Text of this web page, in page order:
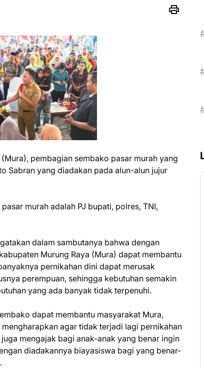
pembagian sembako pasar murah yang
Sabran yang diadakan pada alun-alun jujur
murah adalah PJ bupati, polres, TNI,
dalam sambutanya bahwa dengan
Murung Raya (Mura) dapat membantu
pernikahan dini dapat merusak
perempuan, sehingga kebutuhan semakin
yang ada banyak tidak terpenuhi.
dapat membantu masyarakat Mura,
agar tidak terjadi lagi pernikahan
mengajak bagi anak-anak yang benar ingin
diadakannya biayasiswa bagi yang benar-